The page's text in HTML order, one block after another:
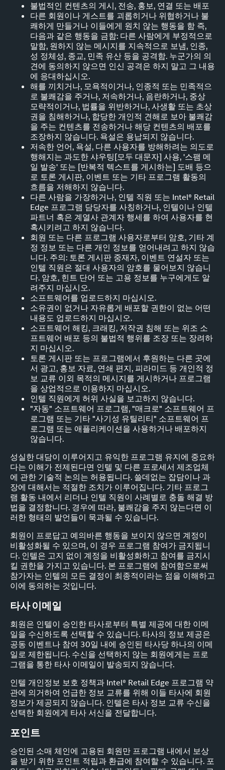
불법적인 컨텐츠의 게시, 전송, 홍보, 연결 또는 배포
다른 회원이나 게스트를 괴롭히거나 위협하거나 불
쾌하게 만들거나 이들에게 원치 않는 행동을 함 즉,
다음과 같은 행동을 금함: 다른 사람에게 부정적으로
말함, 원하지 않는 메시지를 지속적으로 보냄, 인종,
성 정체성, 종교, 민족 유산 등을 공격함. 누군가의 의
견에 동의하지 않으면 인신 공격은 하지 말고 그 내용
에 응대하십시오.
해를 끼치거나, 모욕적이거나, 인종적 또는 민족적으
로 불쾌감을 주거나, 저속하거나, 음란하거나, 중상
모략적이거나, 법률을 위반하거나, 사생활 또는 초상
권을 침해하거나, 합당한 개인적 견해로 보아 불쾌감
을 주는 컨텐츠를 전송하거나 해당 컨텐츠의 배포를
조장하지 않습니다. 욕설은 용납되지 않습니다.
저속한 언어, 욕설, 다른 사용자를 방해하려는 의도로
행해지는 과도한 샤우팅[모두 대문자] 사용, '스팸 메
일 발송' 또는 [반복적 텍스트를 게시하는] 도배 등으
로 토론 게시판, 이벤트 또는 기타 프로그램 활동의
흐름을 저해하지 않습니다.
다른 사람을 가장하거나, 인텔 직원 또는 Intel® Retail
Edge 프로그램 담당자를 사칭하거나, 인텔이나 인텔
파트너 혹은 계열사 관계자 행세를 하여 사용자를 현
혹시키려고 하지 않습니다.
회원 또는 다른 프로그램 사용자로부터 암호, 기타 계
정 정보 또는 다른 개인 정보를 얻어내려고 하지 않습
니다. 주의: 토론 게시판 중재자, 이벤트 연설자 또는
인텔 직원은 절대 사용자의 암호를 물어보지 않습니
다. 암호, 힌트 단어 또는 고용 정보를 누구에게도 알
려주지 마십시오.
소프트웨어를 업로드하지 마십시오.
소유권이 없거나 자유롭게 배포할 권한이 없는 어떤
내용도 업로드하지 마십시오.
소프트웨어 해킹, 크래킹, 저작권 침해 또는 위조 소
프트웨어 배포 등의 불법적 행위를 조장 또는 장려하
지 마십시오.
토론 게시판 또는 프로그램에서 후원하는 다른 곳에
서 광고, 홍보 자료, 연쇄 편지, 피라미드 등 개인적 정
보 교류 이외 목적의 메시지를 게시하거나 프로그램
을 상업적으로 이용하지 마십시오.
인텔 직원에게 허위 사실을 보고하지 않습니다.
"자동" 소프트웨어 프로그램, "매크로" 소프트웨어 프
로그램 또는 기타 "사기성 유틸리티" 소프트웨어 프
로그램 또는 애플리케이션을 사용하거나 배포하지
않습니다.
성실한 대담이 이루어지고 유익한 프로그램 유지에 중요하
다는 이해가 전제된다면 인텔 및 다른 프로세서 제조업체
에 관한 기술적 논의는 허용됩니다. 쓸데없는 잡담이나 과
장에 대해서는 적절한 조치가 이루어집니다. 기타 프로그
램 활동 내에서 리더나 인텔 직원이 사례별로 충돌 해결 방
법을 결정합니다. 경우에 따라, 불쾌감을 주지 않는다면 이
러한 형태의 발언들이 묵과될 수 있습니다.
회원이 프로답고 예의바른 행동을 보이지 않으면 계정이
비활성화될 수 있으며, 이 경우 프로그램 참여가 금지됩니
다. 인텔은 고지 없이 계정을 비활성화하고 참여를 금지시
킬 권한을 가지고 있습니다. 본 프로그램에 참여함으로써
참가자는 인텔의 모든 결정이 최종적이라는 점을 이해하고
이에 동의하는 것입니다.
타사 이메일
회원은 인텔이 승인한 타사로부터 특별 제공에 대한 이메
일을 수신하도록 선택할 수 있습니다. 타사의 정보 제공은
공동 이벤트나 참여 30일 내에 승인된 타사당 하나의 이메
일로 제한됩니다. 수신을 선택하지 않는 회원에게는 프로
그램을 통한 타사 이메일이 발송되지 않습니다.
인텔 개인정보 보호 정책과 Intel® Retail Edge 프로그램 약
관에 의거하여 언급한 정보 교류를 위해 이들 타사에 회원
정보가 제공되지 않습니다. 인텔은 타사 정보 교류 수신을
선택한 회원에게 타사 서신을 전달합니다.
포인트
승인된 소매 체인에 고용된 회원만 프로그램 내에서 보상
을 받기 위한 포인트 적립과 환급에 참여할 수 있습니다. 포